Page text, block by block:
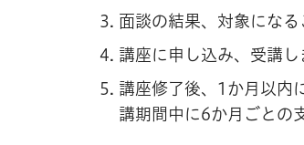
面談の結果、対象になる
講座に申し込み、受講し
講座修了後、1か月以内
講期間中に6か月ごとの